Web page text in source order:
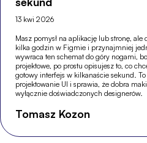
13 kwi 2026
Masz pomysł na aplikację lub stronę,
kilka godzin w Figmie i przynajmniej
wywraca ten schemat do góry nogami,
projektowe, po prostu opisujesz to, co
gotowy interfejs w kilkanaście sekund.
projektowanie UI i sprawia, że dobra
wyłącznie doświadczonych designerów.
Tomasz Kozon